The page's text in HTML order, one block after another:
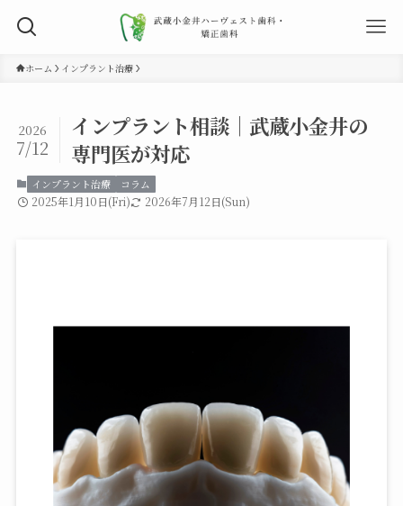
ホーム インプラント治療
インプラント相談｜武蔵小金井の
専門医が対応
2026
7/12
インプラント治療 コラム
2025年1月10日(Fri) 2026年7月12日(Sun)